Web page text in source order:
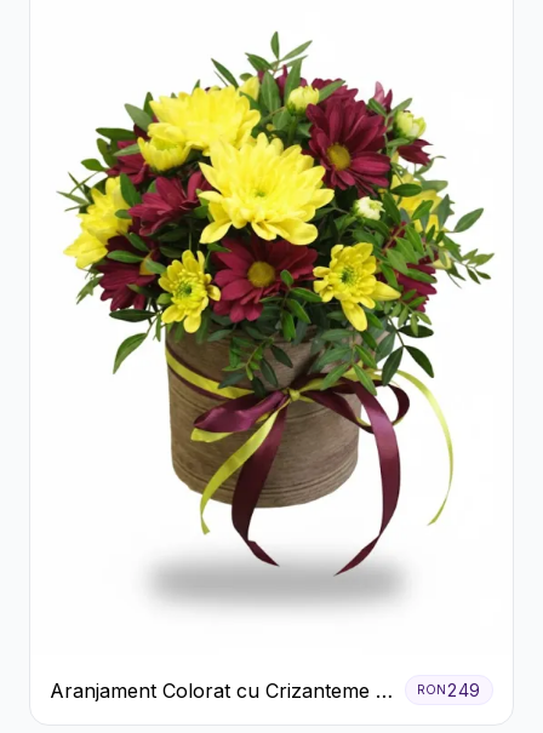
Aranjament Colorat cu Crizanteme în
Cutie Rustică
RON 249